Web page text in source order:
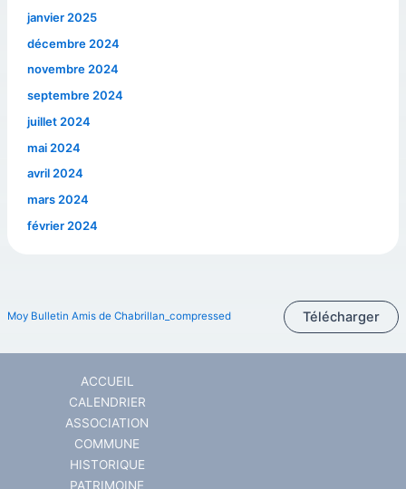
janvier 2025
décembre 2024
novembre 2024
septembre 2024
juillet 2024
mai 2024
avril 2024
mars 2024
février 2024
Moy Bulletin Amis de Chabrillan_compressed Télécharger
ACCUEIL
CALENDRIER
ASSOCIATION
COMMUNE
HISTORIQUE
PATRIMOINE